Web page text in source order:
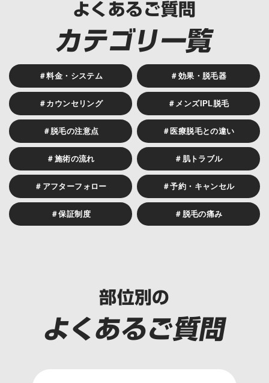
よくあるご質問
カテゴリ一覧
＃料金・システム ＃効果・脱毛器
＃カウンセリング ＃メンズIPL脱毛
＃脱毛の注意点 ＃医療脱毛との違い
＃施術の流れ ＃肌トラブル
＃アフターフォロー ＃予約・キャンセル
＃保証制度 ＃脱毛の痛み
部位別の
よくあるご質問